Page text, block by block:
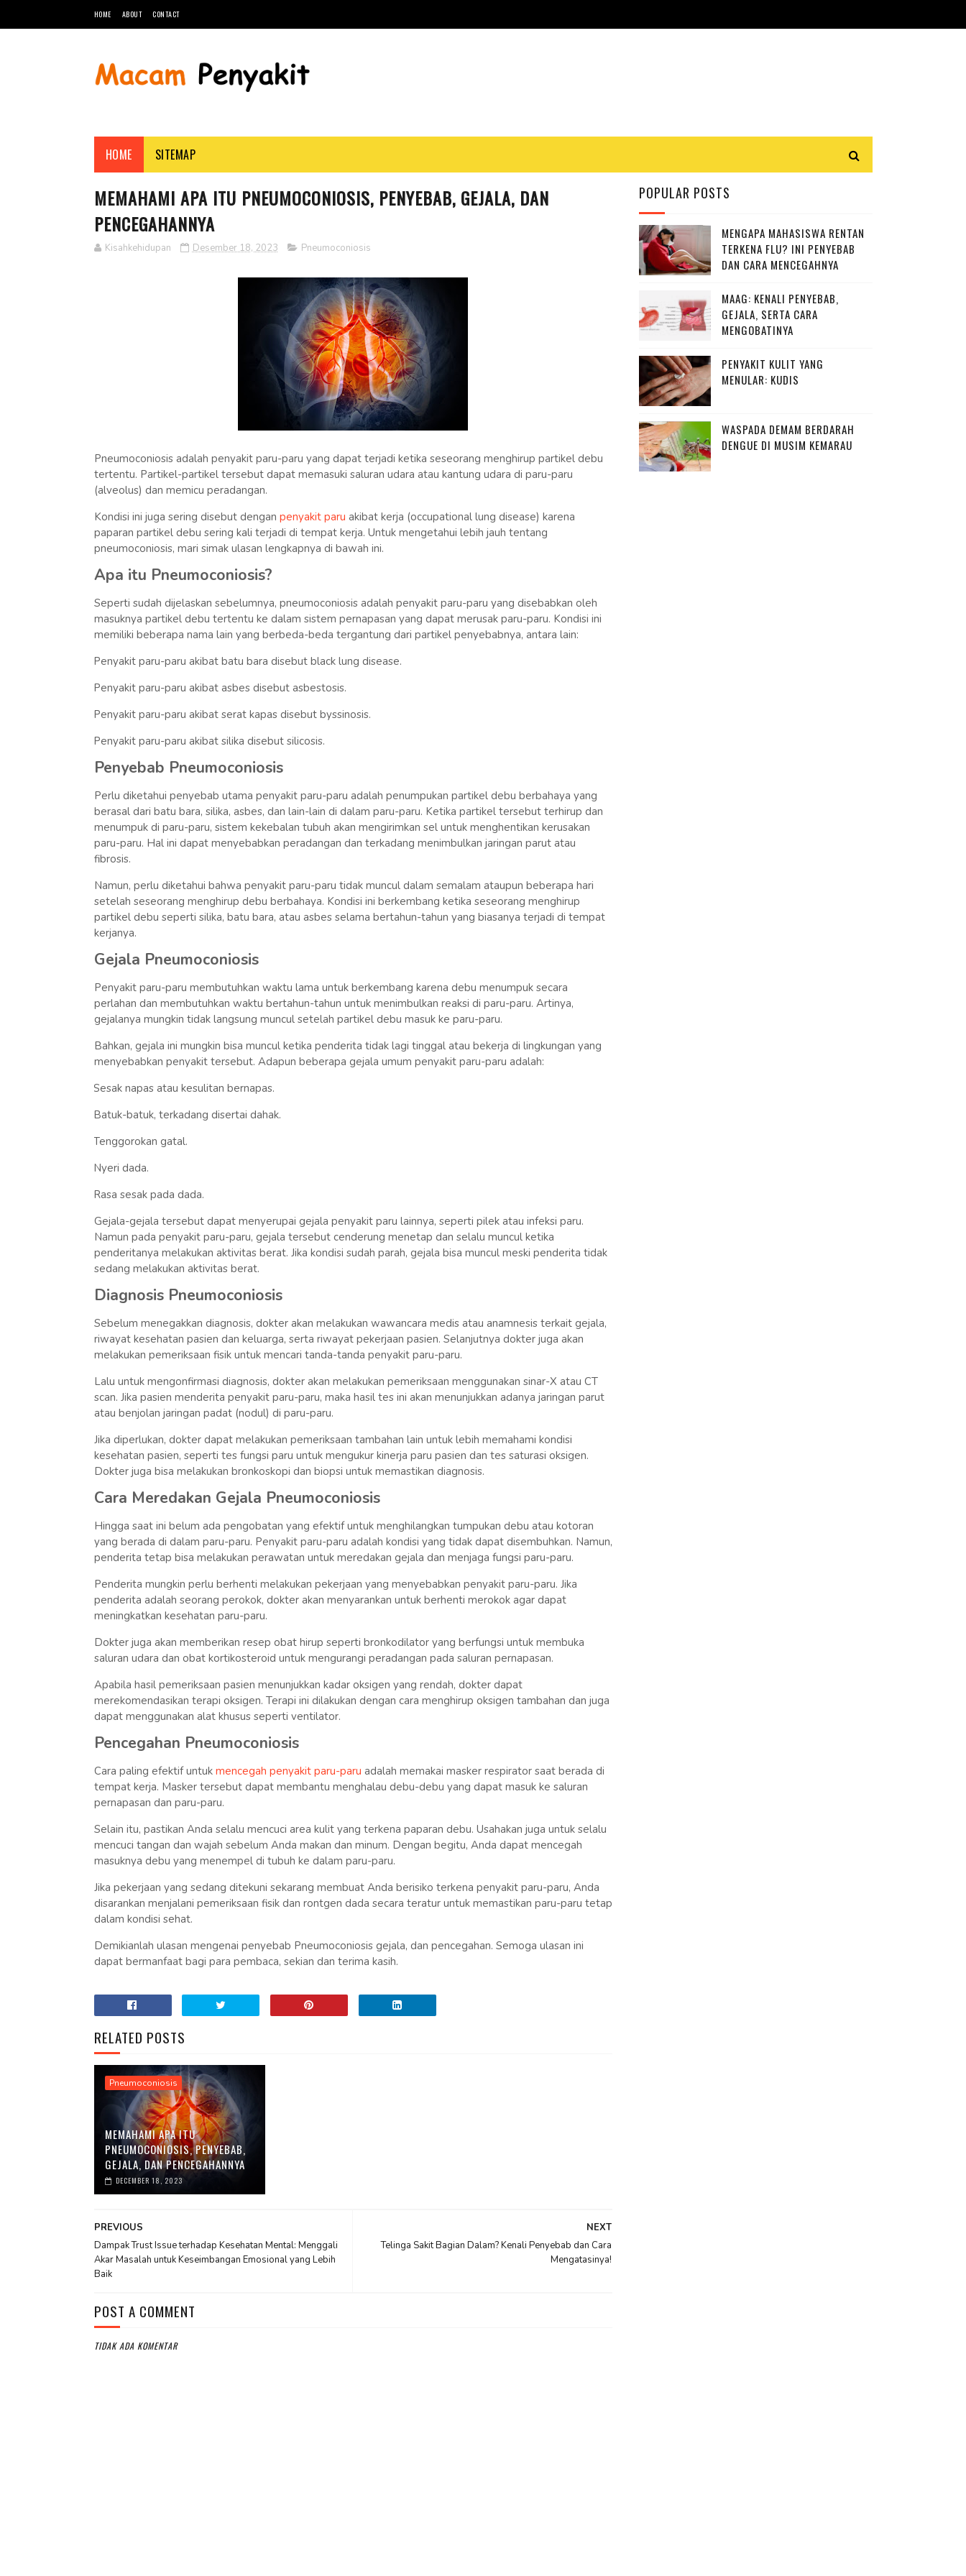
HOME ABOUT CONTACT
HOME SITEMAP
MEMAHAMI APA ITU PNEUMOCONIOSIS, PENYEBAB, GEJALA, DAN
PENCEGAHANNYA
Kisahkehidupan Desember 18, 2023 Pneumoconiosis
Pneumoconiosis adalah penyakit paru-paru yang dapat terjadi ketika seseorang menghirup partikel debu
tertentu. Partikel-partikel tersebut dapat memasuki saluran udara atau kantung udara di paru-paru
(alveolus) dan memicu peradangan.
Kondisi ini juga sering disebut dengan penyakit paru akibat kerja (occupational lung disease) karena
paparan partikel debu sering kali terjadi di tempat kerja. Untuk mengetahui lebih jauh tentang
pneumoconiosis, mari simak ulasan lengkapnya di bawah ini.
Apa itu Pneumoconiosis?
Seperti sudah dijelaskan sebelumnya, pneumoconiosis adalah penyakit paru-paru yang disebabkan oleh
masuknya partikel debu tertentu ke dalam sistem pernapasan yang dapat merusak paru-paru. Kondisi ini
memiliki beberapa nama lain yang berbeda-beda tergantung dari partikel penyebabnya, antara lain:
Penyakit paru-paru akibat batu bara disebut black lung disease.
Penyakit paru-paru akibat asbes disebut asbestosis.
Penyakit paru-paru akibat serat kapas disebut byssinosis.
Penyakit paru-paru akibat silika disebut silicosis.
Penyebab Pneumoconiosis
Perlu diketahui penyebab utama penyakit paru-paru adalah penumpukan partikel debu berbahaya yang
berasal dari batu bara, silika, asbes, dan lain-lain di dalam paru-paru. Ketika partikel tersebut terhirup dan
menumpuk di paru-paru, sistem kekebalan tubuh akan mengirimkan sel untuk menghentikan kerusakan
paru-paru. Hal ini dapat menyebabkan peradangan dan terkadang menimbulkan jaringan parut atau
fibrosis.
Namun, perlu diketahui bahwa penyakit paru-paru tidak muncul dalam semalam ataupun beberapa hari
setelah seseorang menghirup debu berbahaya. Kondisi ini berkembang ketika seseorang menghirup
partikel debu seperti silika, batu bara, atau asbes selama bertahun-tahun yang biasanya terjadi di tempat
kerjanya.
Gejala Pneumoconiosis
Penyakit paru-paru membutuhkan waktu lama untuk berkembang karena debu menumpuk secara
perlahan dan membutuhkan waktu bertahun-tahun untuk menimbulkan reaksi di paru-paru. Artinya,
gejalanya mungkin tidak langsung muncul setelah partikel debu masuk ke paru-paru.
Bahkan, gejala ini mungkin bisa muncul ketika penderita tidak lagi tinggal atau bekerja di lingkungan yang
menyebabkan penyakit tersebut. Adapun beberapa gejala umum penyakit paru-paru adalah:
Sesak napas atau kesulitan bernapas.
Batuk-batuk, terkadang disertai dahak.
Tenggorokan gatal.
Nyeri dada.
Rasa sesak pada dada.
Gejala-gejala tersebut dapat menyerupai gejala penyakit paru lainnya, seperti pilek atau infeksi paru.
Namun pada penyakit paru-paru, gejala tersebut cenderung menetap dan selalu muncul ketika
penderitanya melakukan aktivitas berat. Jika kondisi sudah parah, gejala bisa muncul meski penderita tidak
sedang melakukan aktivitas berat.
Diagnosis Pneumoconiosis
Sebelum menegakkan diagnosis, dokter akan melakukan wawancara medis atau anamnesis terkait gejala,
riwayat kesehatan pasien dan keluarga, serta riwayat pekerjaan pasien. Selanjutnya dokter juga akan
melakukan pemeriksaan fisik untuk mencari tanda-tanda penyakit paru-paru.
Lalu untuk mengonfirmasi diagnosis, dokter akan melakukan pemeriksaan menggunakan sinar-X atau CT
scan. Jika pasien menderita penyakit paru-paru, maka hasil tes ini akan menunjukkan adanya jaringan parut
atau benjolan jaringan padat (nodul) di paru-paru.
Jika diperlukan, dokter dapat melakukan pemeriksaan tambahan lain untuk lebih memahami kondisi
kesehatan pasien, seperti tes fungsi paru untuk mengukur kinerja paru pasien dan tes saturasi oksigen.
Dokter juga bisa melakukan bronkoskopi dan biopsi untuk memastikan diagnosis.
Cara Meredakan Gejala Pneumoconiosis
Hingga saat ini belum ada pengobatan yang efektif untuk menghilangkan tumpukan debu atau kotoran
yang berada di dalam paru-paru. Penyakit paru-paru adalah kondisi yang tidak dapat disembuhkan. Namun,
penderita tetap bisa melakukan perawatan untuk meredakan gejala dan menjaga fungsi paru-paru.
Penderita mungkin perlu berhenti melakukan pekerjaan yang menyebabkan penyakit paru-paru. Jika
penderita adalah seorang perokok, dokter akan menyarankan untuk berhenti merokok agar dapat
meningkatkan kesehatan paru-paru.
Dokter juga akan memberikan resep obat hirup seperti bronkodilator yang berfungsi untuk membuka
saluran udara dan obat kortikosteroid untuk mengurangi peradangan pada saluran pernapasan.
Apabila hasil pemeriksaan pasien menunjukkan kadar oksigen yang rendah, dokter dapat
merekomendasikan terapi oksigen. Terapi ini dilakukan dengan cara menghirup oksigen tambahan dan juga
dapat menggunakan alat khusus seperti ventilator.
Pencegahan Pneumoconiosis
Cara paling efektif untuk mencegah penyakit paru-paru adalah memakai masker respirator saat berada di
tempat kerja. Masker tersebut dapat membantu menghalau debu-debu yang dapat masuk ke saluran
pernapasan dan paru-paru.
Selain itu, pastikan Anda selalu mencuci area kulit yang terkena paparan debu. Usahakan juga untuk selalu
mencuci tangan dan wajah sebelum Anda makan dan minum. Dengan begitu, Anda dapat mencegah
masuknya debu yang menempel di tubuh ke dalam paru-paru.
Jika pekerjaan yang sedang ditekuni sekarang membuat Anda berisiko terkena penyakit paru-paru, Anda
disarankan menjalani pemeriksaan fisik dan rontgen dada secara teratur untuk memastikan paru-paru tetap
dalam kondisi sehat.
Demikianlah ulasan mengenai penyebab Pneumoconiosis gejala, dan pencegahan. Semoga ulasan ini
dapat bermanfaat bagi para pembaca, sekian dan terima kasih.
RELATED POSTS
Pneumoconiosis
MEMAHAMI APA ITU
PNEUMOCONIOSIS, PENYEBAB,
GEJALA, DAN PENCEGAHANNYA
DECEMBER 18, 2023
NEXT
Telinga Sakit Bagian Dalam? Kenali Penyebab dan Cara
Mengatasinya!
PREVIOUS
Dampak Trust Issue terhadap Kesehatan Mental: Menggali
Akar Masalah untuk Keseimbangan Emosional yang Lebih
Baik
POST A COMMENT
TIDAK ADA KOMENTAR
POPULAR POSTS
MENGAPA MAHASISWA RENTAN
TERKENA FLU? INI PENYEBAB
DAN CARA MENCEGAHNYA
MAAG: KENALI PENYEBAB,
GEJALA, SERTA CARA
MENGOBATINYA
PENYAKIT KULIT YANG
MENULAR: KUDIS
WASPADA DEMAM BERDARAH
DENGUE DI MUSIM KEMARAU